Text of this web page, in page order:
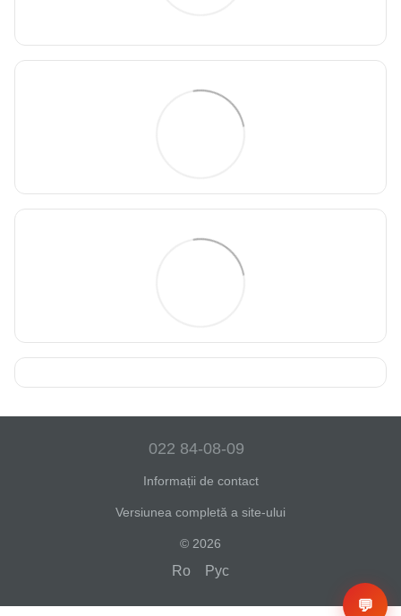
022 84-08-09
Informații de contact
Versiunea completă a site-ului
© 2026
Ro Рус
💬